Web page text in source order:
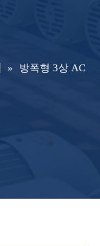
»
방폭형 3상 AC